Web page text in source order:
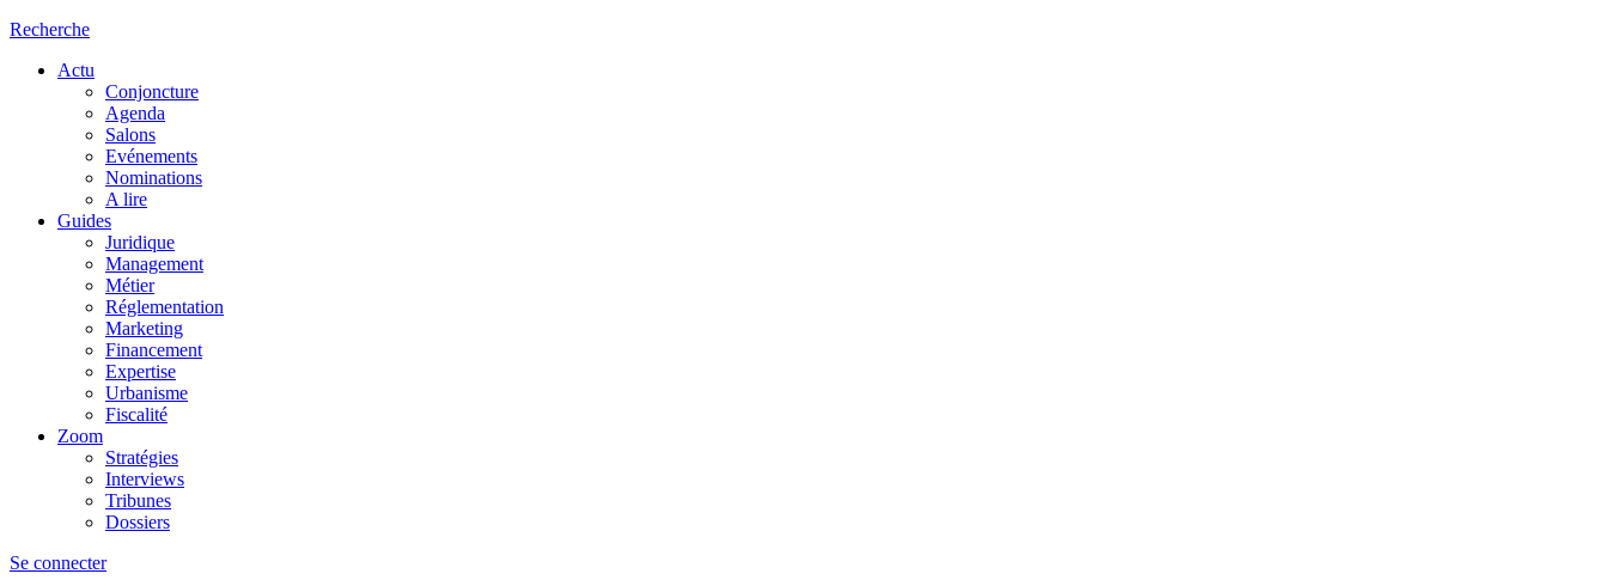
Recherche
Actu
Conjoncture
Agenda
Salons
Evénements
Nominations
A lire
Guides
Juridique
Management
Métier
Réglementation
Marketing
Financement
Expertise
Urbanisme
Fiscalité
Zoom
Stratégies
Interviews
Tribunes
Dossiers
Se connecter